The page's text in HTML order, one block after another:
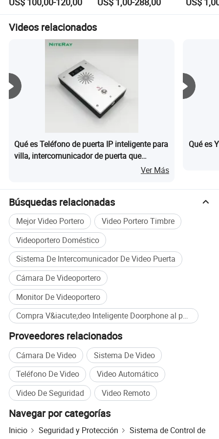
Life Venta al por mayor
habilitado para la
aplicación Tuya con
Cámara
Videos relacionados
Qué es Teléfono de puerta IP inteligente para
villa, intercomunicador de puerta que
soporta sistema PBX con teclado táctil yVer Más
Qué es
Búsquedas relacionadas
Mejor Video Portero
Video Portero Timbre
Videoportero Doméstico
Sistema De Intercomunicador De Video Puerta
Cámara De Videoportero
Monitor De Videoportero
Compra V&iacute;deo Inteligente Doorphone al por mayor
Proveedores relacionados
Cámara De Video
Sistema De Video
Teléfono De Video
Video Automático
Video De Seguridad
Video Remoto
Navegar por categorías
Inicio Seguridad y Protección
Sistema de Control de